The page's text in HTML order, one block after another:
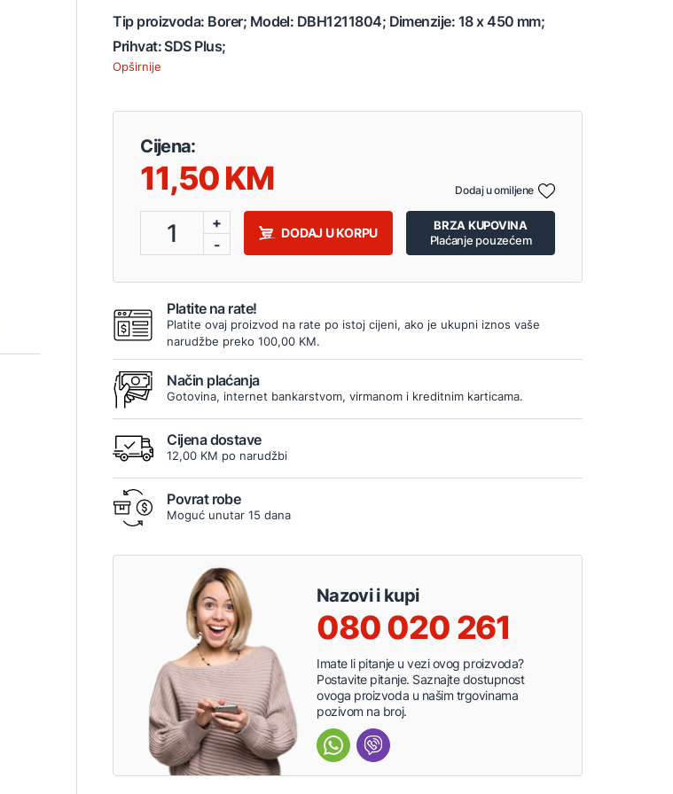
Tip proizvoda: Borer; Model: DBH1211804; Dimenzije: 18 x 450 mm;
Prihvat: SDS Plus;
Opširnije
Cijena:
11,50
1
+
-
DODAJ U KORPU
BRZA KUPOVINA
Plaćanje pouzećem
Dodaj u omiljene
Platite na rate!
Platite ovaj proizvod na rate po istoj cijeni, ako je ukupni iznos vaše
narudžbe preko 100,00 KM.
Način plaćanja
Gotovina, internet bankarstvom, virmanom i kreditnim karticama.
Cijena dostave
12,00 KM po narudžbi
Povrat robe
Moguć unutar 15 dana
Nazovi i kupi
080 020 261
Imate li pitanje u vezi ovog proizvoda?
Postavite pitanje. Saznajte dostupnost
ovoga proizvoda u našim trgovinama
pozivom na broj.